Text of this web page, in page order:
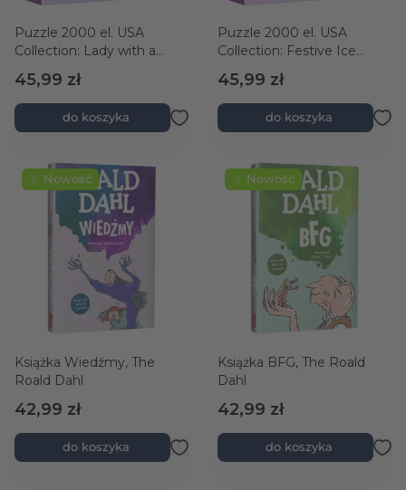
Puzzle 2000 el. USA
Collection: Lady with a
45,99 zł
do koszyka
Puzzle 2000 el. USA
Collection: Festive Ice
Skating Night
45,99 zł
do koszyka
☆ Nowość
Książka Wiedźmy, The
Roald Dahl
42,99 zł
do koszyka
☆ Nowość
Książka BFG, The Roald
Dahl
42,99 zł
do koszyka